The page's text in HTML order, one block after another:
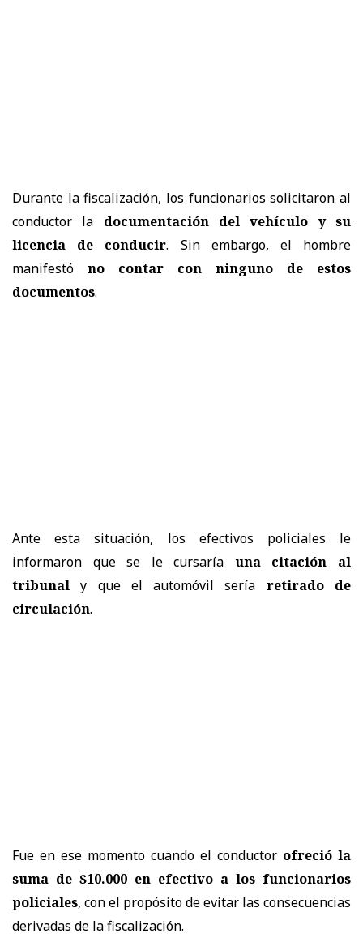
Durante la fiscalización, los funcionarios solicitaron al
conductor la documentación del vehículo y su
licencia de conducir. Sin embargo, el hombre
manifestó no contar con ninguno de estos
documentos.
Ante esta situación, los efectivos policiales le
informaron que se le cursaría una citación al
tribunal y que el automóvil sería retirado de
circulación.
Fue en ese momento cuando el conductor ofreció la
suma de $10.000 en efectivo a los funcionarios
policiales, con el propósito de evitar las consecuencias
derivadas de la fiscalización.